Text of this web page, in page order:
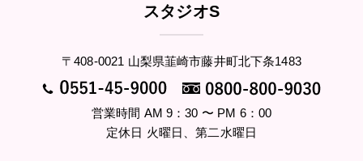
スタジオS
〒408-0021 山梨県韮崎市藤井町北下条1483
営業時間 AM 9：30 〜 PM 6：00
定休日 火曜日、第二水曜日